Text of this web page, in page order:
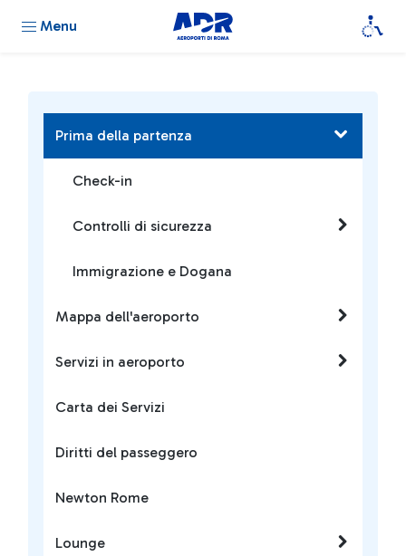
Menu
Prima della partenza
Check-in
Controlli di sicurezza
Immigrazione e Dogana
Mappa dell'aeroporto
Servizi in aeroporto
Carta dei Servizi
Diritti del passeggero
Newton Rome
Lounge